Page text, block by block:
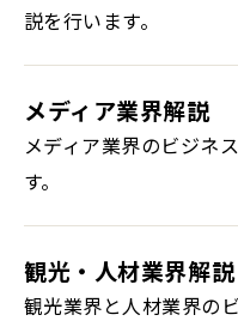
説を行います。
メディア業界解説
メディア業界のビジネ
す。
観光・人材業界解説
観光業界と人材業界の